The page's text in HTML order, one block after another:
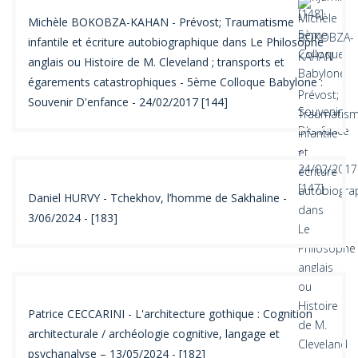
Michèle BOKOBZA-KAHAN - Prévost; Traumatisme
infantile et écriture autobiographique dans Le Philosophe
anglais ou Histoire de M. Cleveland ; transports et
égarements catastrophiques - 5ème Colloque Babylone :
Souvenir D'enfance - 24/02/2017 [144]
Daniel HURVY - Tchekhov, l’homme de Sakhaline -
3/06/2024 - [183]
Patrice CECCARINI - L'architecture gothique : Cognition
architecturale / archéologie cognitive, langage et
psychanalyse – 13/05/2024 - [182]